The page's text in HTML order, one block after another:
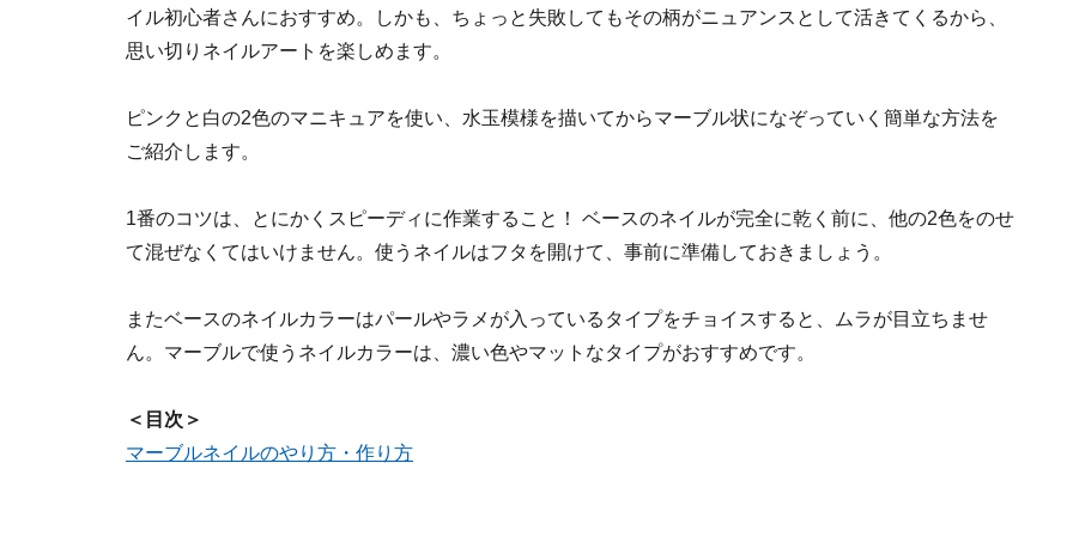
イル初心者さんにおすすめ。しかも、ちょっと失敗してもその柄がニュアンスとして活きてくるから、
思い切りネイルアートを楽しめます。
ピンクと白の2色のマニキュアを使い、水玉模様を描いてからマーブル状になぞっていく簡単な方法を
ご紹介します。
1番のコツは、とにかくスピーディに作業すること！ ベースのネイルが完全に乾く前に、他の2色をのせ
て混ぜなくてはいけません。使うネイルはフタを開けて、事前に準備しておきましょう。
またベースのネイルカラーはパールやラメが入っているタイプをチョイスすると、ムラが目立ちませ
ん。マーブルで使うネイルカラーは、濃い色やマットなタイプがおすすめです。
＜目次＞
マーブルネイルのやり方・作り方